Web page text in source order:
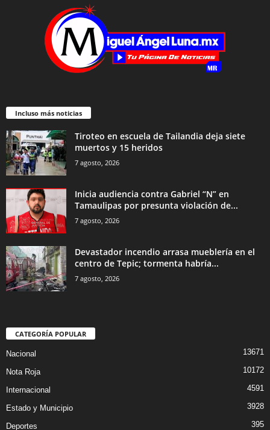
Incluso más noticias
Tiroteo en escuela de Tailandia deja siete
muertos y 15 heridos
7 agosto, 2026
Inicia audiencia contra Gabriel “N” en
Tamaulipas por presunta violación de...
7 agosto, 2026
Devastador incendio arrasa mueblería en el
centro de Tepic; tormenta habría...
7 agosto, 2026
CATEGORÍA POPULAR
Nacional 13671
Nota Roja 10172
Internacional 4591
Estado y Municipio 3928
Deportes 395